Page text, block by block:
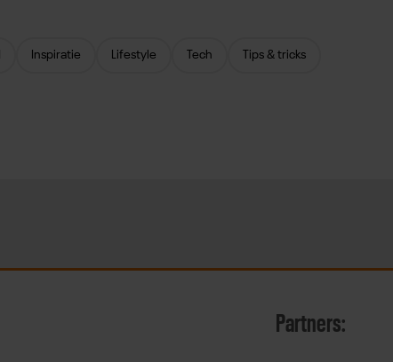
Inspiratie Lifestyle Tech Tips & tricks
Partners: